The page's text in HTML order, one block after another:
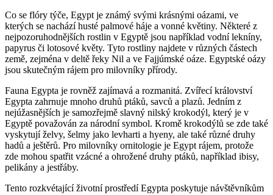
Co se flóry týče, Egypt je známý svými krásnými oázami, ve
kterých se nachází husté palmové háje a vonné květiny. Některé z
nejpozoruhodnějších rostlin v Egyptě jsou například vodní lekníny,
papyrus či lotosové květy. Tyto rostliny najdete v různých částech
země, zejména v deltě řeky Nil a ve Fajjúmské oáze. Egyptské oázy
jsou skutečným rájem pro milovníky přírody.
Fauna Egypta je rovněž zajímavá a rozmanitá. Zvířecí království
Egypta zahrnuje mnoho druhů ptáků, savců a plazů. Jedním z
nejúžasnějších je samozřejmě slavný nilský krokodýl, který je v
Egyptě považován za národní symbol. Kromě krokodýlů se zde také
vyskytují želvy, šelmy jako levharti a hyeny, ale také různé druhy
hadů a ještěrů. Pro milovníky ornitologie je Egypt rájem, protože
zde mohou spatřit vzácné a ohrožené druhy ptáků, například ibisy,
pelikány a jestřáby.
Tento rozkvétající životní prostředí Egypta poskytuje návštěvníkům